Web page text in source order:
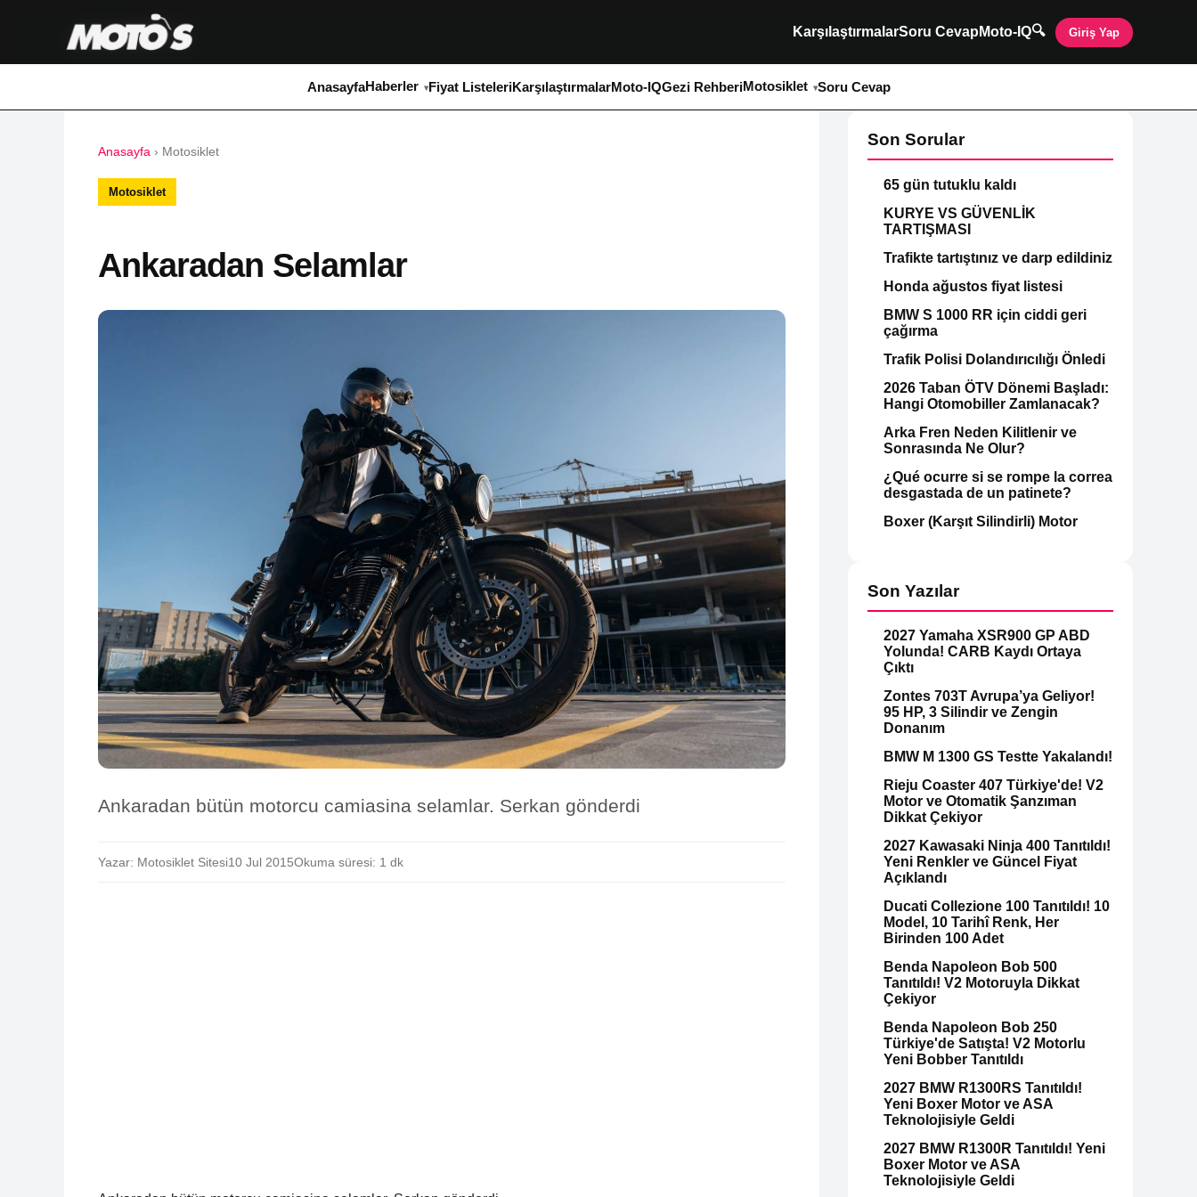
KarşılaştırmalarSoru Cevap Moto-IQ🔍 Giriş Yap
AnasayfaHaberler Fiyat ListeleriKarşılaştırmalarMoto-IQGezi RehberiMotosiklet Soru Cevap
Anasayfa › Motosiklet
Motosiklet
Ankaradan Selamlar
Ankaradan bütün motorcu camiasina selamlar. Serkan gönderdi
Yazar: Motosiklet Sitesi10 Jul 2015Okuma süresi: 1 dk
Son Sorular
65 gün tutuklu kaldı
KURYE VS GÜVENLİK
TARTIŞMASI
Trafikte tartıştınız ve darp edildiniz
Honda ağustos fiyat listesi
BMW S 1000 RR için ciddi geri
çağırma
Trafik Polisi Dolandırıcılığı Önledi
2026 Taban ÖTV Dönemi Başladı:
Hangi Otomobiller Zamlanacak?
Arka Fren Neden Kilitlenir ve
Sonrasında Ne Olur?
¿Qué ocurre si se rompe la correa
desgastada de un patinete?
Boxer (Karşıt Silindirli) Motor
Son Yazılar
2027 Yamaha XSR900 GP ABD
Yolunda! CARB Kaydı Ortaya
Çıktı
Zontes 703T Avrupa’ya Geliyor!
95 HP, 3 Silindir ve Zengin
Donanım
BMW M 1300 GS Testte Yakalandı!
Rieju Coaster 407 Türkiye'de! V2
Motor ve Otomatik Şanzıman
Dikkat Çekiyor
2027 Kawasaki Ninja 400 Tanıtıldı!
Yeni Renkler ve Güncel Fiyat
Açıklandı
Ducati Collezione 100 Tanıtıldı! 10
Model, 10 Tarihî Renk, Her
Birinden 100 Adet
Benda Napoleon Bob 500
Tanıtıldı! V2 Motoruyla Dikkat
Çekiyor
Benda Napoleon Bob 250
Türkiye'de Satışta! V2 Motorlu
Yeni Bobber Tanıtıldı
2027 BMW R1300RS Tanıtıldı!
Yeni Boxer Motor ve ASA
Teknolojisiyle Geldi
2027 BMW R1300R Tanıtıldı! Yeni
Boxer Motor ve ASA
Teknolojisiyle Geldi